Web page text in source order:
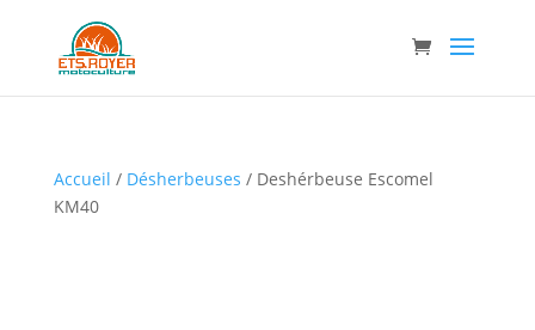
Accueil / Désherbeuses / Deshérbeuse Escomel
KM40